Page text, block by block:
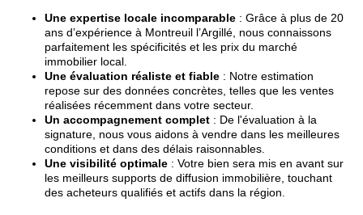
Une expertise locale incomparable : Grâce à plus de 20
ans d’expérience à Montreuil l’Argillé, nous connaissons
parfaitement les spécificités et les prix du marché
immobilier local.
Une évaluation réaliste et fiable : Notre estimation
repose sur des données concrètes, telles que les ventes
réalisées récemment dans votre secteur.
Un accompagnement complet : De l'évaluation à la
signature, nous vous aidons à vendre dans les meilleures
conditions et dans des délais raisonnables.
Une visibilité optimale : Votre bien sera mis en avant sur
les meilleurs supports de diffusion immobilière, touchant
des acheteurs qualifiés et actifs dans la région.